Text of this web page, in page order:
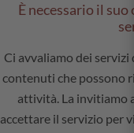
È necessario il
Ci avvaliamo dei servizi
contenuti che possono
attività. La invitiamo
accettare il servizio per